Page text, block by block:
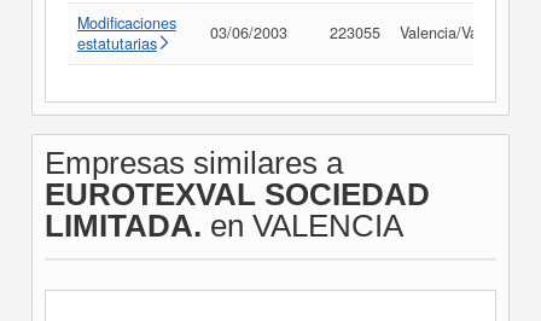
Modificaciones
estatutarias
03/06/2003 223055 Valencia/València
Empresas similares a
EUROTEXVAL SOCIEDAD
LIMITADA. en VALENCIA